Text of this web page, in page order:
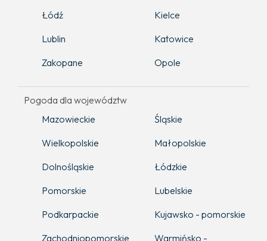
Łódź
Kielce
Lublin
Katowice
Zakopane
Opole
Pogoda dla województw
Mazowieckie
Śląskie
Wielkopolskie
Małopolskie
Dolnośląskie
Łódzkie
Pomorskie
Lubelskie
Podkarpackie
Kujawsko - pomorskie
Zachodniopomorskie
Warmińsko -